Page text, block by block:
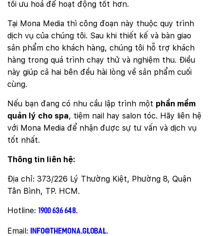
tối ưu hoá để hoạt động tốt hơn.
Tại Mona Media thì công đoạn này thuộc quy trình
dịch vụ của chúng tôi. Sau khi thiết kế và bàn giao
sản phẩm cho khách hàng, chúng tôi hỗ trợ khách
hàng trong quá trình chạy thử và nghiệm thu. Điều
này giúp cả hai bên đều hài lòng về sản phẩm cuối
cùng.
Nếu bạn đang có nhu cầu lập trình một phần mềm
quản lý cho spa, tiệm nail hay salon tóc. Hãy liên hệ
với Mona Media để nhận được sự tư vấn và dịch vụ
tốt nhất.
Thông tin liên hệ:
Địa chỉ: 373/226 Lý Thường Kiệt, Phường 8, Quận
Tân Bình, TP. HCM.
Hotline: 1900 636 648.
Email: info@themona.global.